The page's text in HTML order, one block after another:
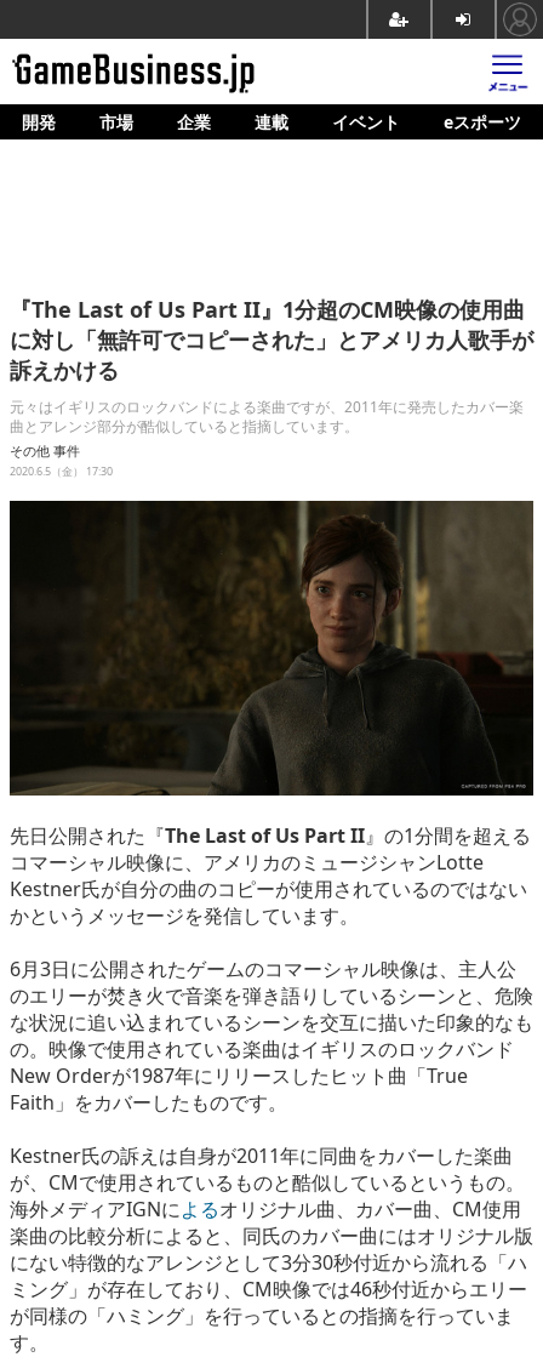
ホーム
企業動向
人材育成
産業政策
連載
開発 市場 企業 連載 イベント eスポーツ
『The Last of Us Part II』1分超のCM映像の使用曲
に対し「無許可でコピーされた」とアメリカ人歌手が
訴えかける
元々はイギリスのロックバンドによる楽曲ですが、2011年に発売したカバー楽
曲とアレンジ部分が酷似していると指摘しています。
その他 事件
2020.6.5（金） 17:30
先日公開された『The Last of Us Part II』の1分間を超える
コマーシャル映像に、アメリカのミュージシャンLotte
Kestner氏が自分の曲のコピーが使用されているのではない
かというメッセージを発信しています。
6月3日に公開されたゲームのコマーシャル映像は、主人公
のエリーが焚き火で音楽を弾き語りしているシーンと、危険
な状況に追い込まれているシーンを交互に描いた印象的なも
の。映像で使用されている楽曲はイギリスのロックバンド
New Orderが1987年にリリースしたヒット曲「True
Faith」をカバーしたものです。
Kestner氏の訴えは自身が2011年に同曲をカバーした楽曲
が、CMで使用されているものと酷似しているというもの。
海外メディアIGNによるオリジナル曲、カバー曲、CM使用
楽曲の比較分析によると、同氏のカバー曲にはオリジナル版
にない特徴的なアレンジとして3分30秒付近から流れる「ハ
ミング」が存在しており、CM映像では46秒付近からエリー
が同様の「ハミング」を行っているとの指摘を行っていま
す。